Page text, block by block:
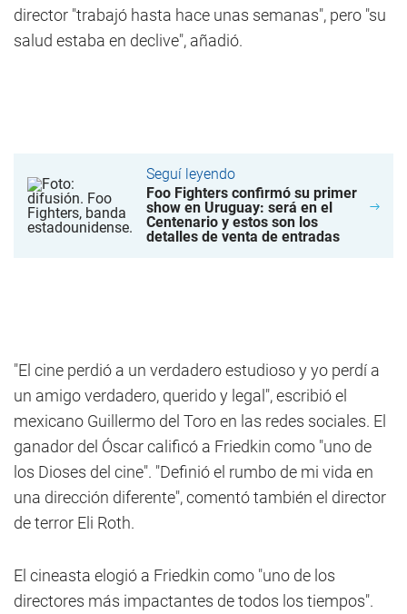
director "trabajó hasta hace unas semanas", pero "su
salud estaba en declive", añadió.
Seguí leyendo
Foo Fighters confirmó su primer
show en Uruguay: será en el
Centenario y estos son los
detalles de venta de entradas
"El cine perdió a un verdadero estudioso y yo perdí a
un amigo verdadero, querido y legal", escribió el
mexicano Guillermo del Toro en las redes sociales. El
ganador del Óscar calificó a Friedkin como "uno de
los Dioses del cine". "Definió el rumbo de mi vida en
una dirección diferente", comentó también el director
de terror Eli Roth.
El cineasta elogió a Friedkin como "uno de los
directores más impactantes de todos los tiempos".